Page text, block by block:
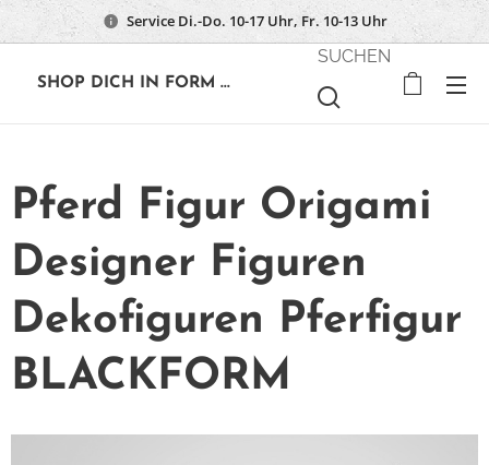
Service Di.-Do. 10-17 Uhr, Fr. 10-13 Uhr
SHOP DICH IN FORM ...
SUCHEN
Pferd Figur Origami
Designer Figuren
Dekofiguren Pferfigur
BLACKFORM